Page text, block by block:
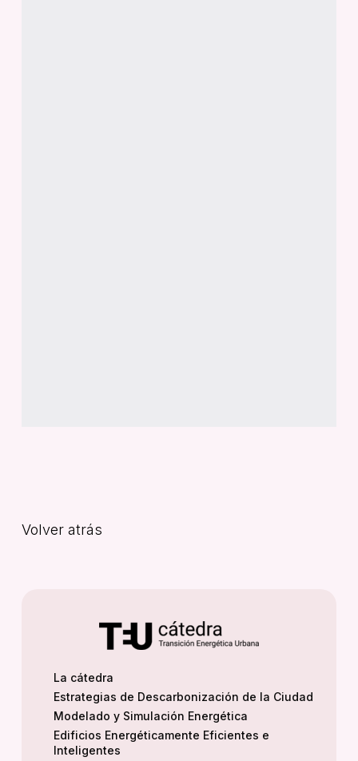
Volver atrás
La cátedra
Estrategias de Descarbonización de la Ciudad
Modelado y Simulación Energética
Edificios Energéticamente Eficientes e
Inteligentes